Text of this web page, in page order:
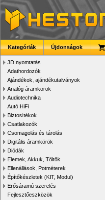
Kategóriák Újdonságok
3D nyomtatás
Adathordozók
Ajándékok, ajándékutalványok
Analóg áramkörök
Audiotechnika
Autó HiFi
Biztosítékok
Csatlakozók
Csomagolás és tárolás
Digitális áramkörök
Diódák
Elemek, Akkuk, Töltők
Ellenállások, Potméterek
Építőkészletek (KIT, Modul)
Erősáramú szerelés
Fejlesztőeszközök